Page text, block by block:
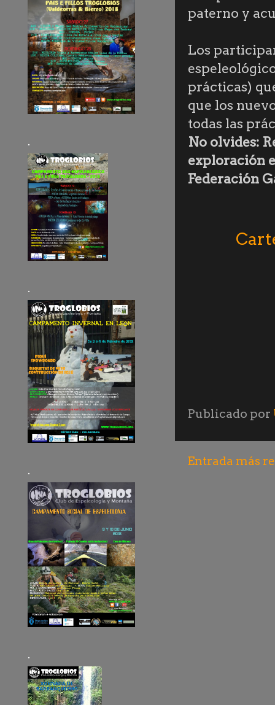
paterno y
Los
prácticas)
que los
todas las
No olvides:
exploración
Federación
Publicado por
Entrada más
.
.
.
.